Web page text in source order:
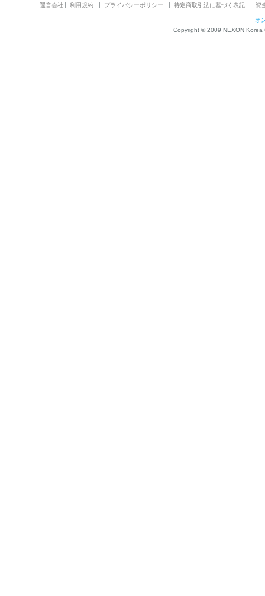
運営会社 利用規約 プライバシーポリシー 特定商取引法に基づく表記 資
オ
Copyright © 2009 NEXON Korea